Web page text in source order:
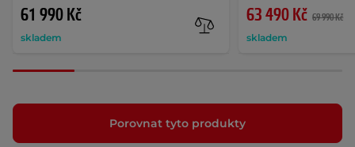
61 990 Kč
skladem
63 490 Kč 69 990 Kč
skladem
Porovnat tyto produkty